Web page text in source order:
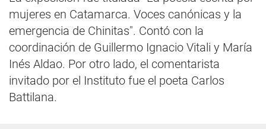
mujeres en Catamarca. Voces canónicas y la
emergencia de Chinitas". Contó con la
coordinación de Guillermo Ignacio Vitali y María
Inés Aldao. Por otro lado, el comentarista
invitado por el Instituto fue el poeta Carlos
Battilana.